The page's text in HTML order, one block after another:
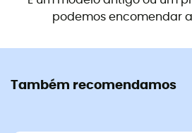
podemos encomendar
Também recomendamos